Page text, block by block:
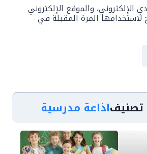
الإلكتروني، والموقع الإلكتروني
المرة المقبلة في
تصنيفاذاعة مدرسية